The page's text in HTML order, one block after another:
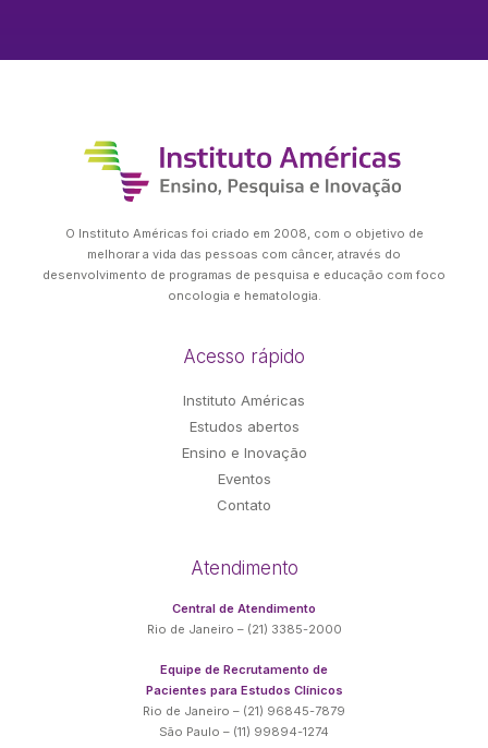
O Instituto Américas foi criado em 2008, com o objetivo de
melhorar a vida das pessoas com câncer, através do
desenvolvimento de programas de pesquisa e educação com foco
oncologia e hematologia.
Acesso rápido
Instituto Américas
Estudos abertos
Ensino e Inovação
Eventos
Contato
Atendimento
Central de Atendimento
Rio de Janeiro – (21) 3385-2000
Equipe de Recrutamento de
Pacientes para Estudos Clínicos
Rio de Janeiro – (21) 96845-7879
São Paulo – (11) 99894-1274